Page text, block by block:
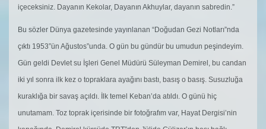
içeceksiniz. Dayanın Kekolar, Dayanın Akhuylar, dayanın sabredin.”
Bu sözler Dünya gazetesinde yayınlanan “Doğudan Gezi Notları”nda
çıktı 1953”ün Ağustos”unda. O gün bu gündür bu umudun peşindeyim.
Gün geldi Devlet su İşleri Genel Müdürü Süleyman Demirel, bu candan
iki yıl sonra ilk kez o topraklara ayağını bastı, basış o basış. Susuzluğa
kuraklığa bir savaş açıldı. İlk temel Keban’da atıldı. O günü hiç
unutamam. Toz toprak içerisinde bir fotoğrafım var, Hayat Dergisi’nin